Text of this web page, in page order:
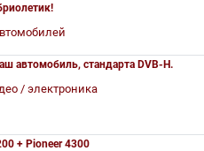
автомобиль, стандарта DVB-H.
/ электроника
+ Pioneer 4300